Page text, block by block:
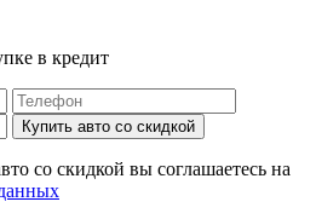
в кредит
Купить авто со скидкой
со скидкой вы соглашаетесь на